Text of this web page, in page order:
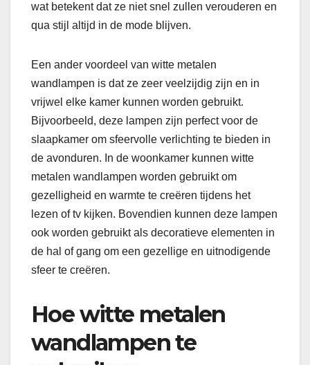
wat betekent dat ze niet snel zullen verouderen en
qua stijl altijd in de mode blijven.
Een ander voordeel van witte metalen
wandlampen is dat ze zeer veelzijdig zijn en in
vrijwel elke kamer kunnen worden gebruikt.
Bijvoorbeeld, deze lampen zijn perfect voor de
slaapkamer om sfeervolle verlichting te bieden in
de avonduren. In de woonkamer kunnen witte
metalen wandlampen worden gebruikt om
gezelligheid en warmte te creëren tijdens het
lezen of tv kijken. Bovendien kunnen deze lampen
ook worden gebruikt als decoratieve elementen in
de hal of gang om een gezellige en uitnodigende
sfeer te creëren.
Hoe witte metalen
wandlampen te